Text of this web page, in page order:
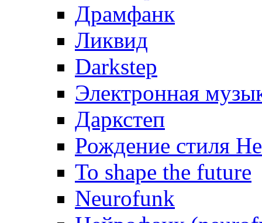
Драмфанк
Ликвид
Darkstep
Электронная
Даркстеп
Рождение стиля
To shape the future
Neurofunk